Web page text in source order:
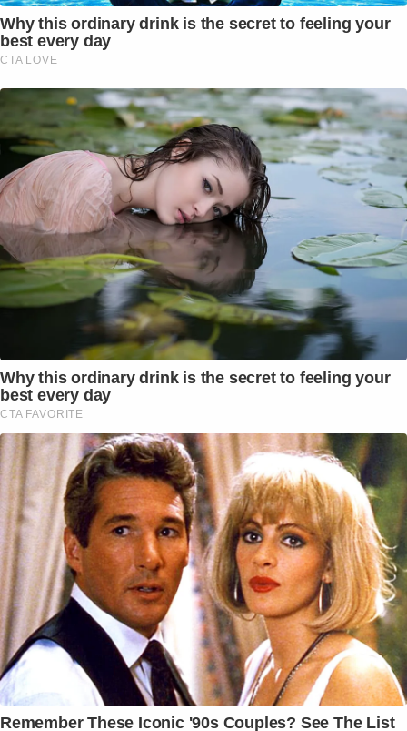
Why this ordinary drink is the secret to feeling your
best every day
CTA LOVE
Why this ordinary drink is the secret to feeling your
best every day
CTA FAVORITE
Remember These Iconic '90s Couples? See The List